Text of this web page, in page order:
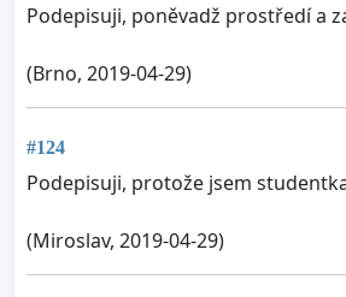
Podepisuji, poněvadž prostředí a
(Brno, 2019-04-29)
#124
Podepisuji, protože jsem
(Miroslav, 2019-04-29)